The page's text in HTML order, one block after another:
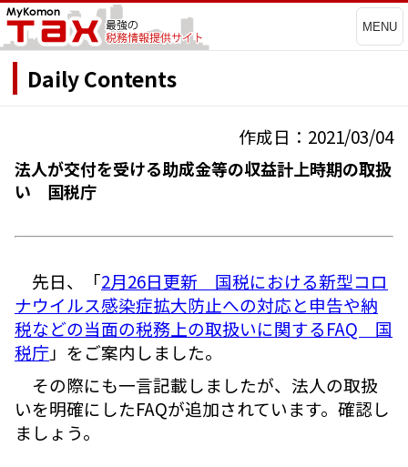
MENU
Daily Contents
作成日：2021/03/04
法人が交付を受ける助成金等の収益計上時期の取扱
い 国税庁
先日、「2月26日更新 国税における新型コロ
ナウイルス感染症拡大防止への対応と申告や納
税などの当面の税務上の取扱いに関するFAQ 国
税庁」をご案内しました。
その際にも一言記載しましたが、法人の取扱
いを明確にしたFAQが追加されています。確認し
ましょう。